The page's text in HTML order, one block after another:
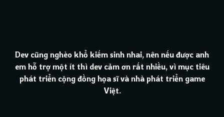
Dev cũng nghèo khổ kiếm sinh nhai, nên nếu được anh
em hỗ trợ một ít thì dev cảm ơn rất nhiều, vì mục tiêu
phát triển cộng đồng họa sĩ và nhà phát triển game
Việt.